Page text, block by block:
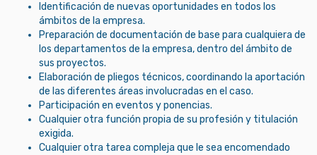
Identificación de nuevas oportunidades en todos los
ámbitos de la empresa.
Preparación de documentación de base para cualquiera de
los departamentos de la empresa, dentro del ámbito de
sus proyectos.
Elaboración de pliegos técnicos, coordinando la aportación
de las diferentes áreas involucradas en el caso.
Participación en eventos y ponencias.
Cualquier otra función propia de su profesión y titulación
exigida.
Cualquier otra tarea compleja que le sea encomendado